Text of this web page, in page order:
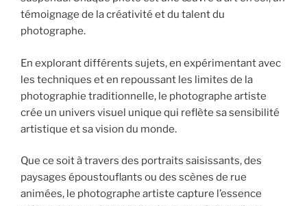
témoignage de la créativité et du talent du
photographe.
En explorant différents sujets, en expérimentant avec
les techniques et en repoussant les limites de la
photographie traditionnelle, le photographe artiste
crée un univers visuel unique qui reflète sa sensibilité
artistique et sa vision du monde.
Que ce soit à travers des portraits saisissants, des
paysages époustouflants ou des scènes de rue
animées, le photographe artiste capture l’essence